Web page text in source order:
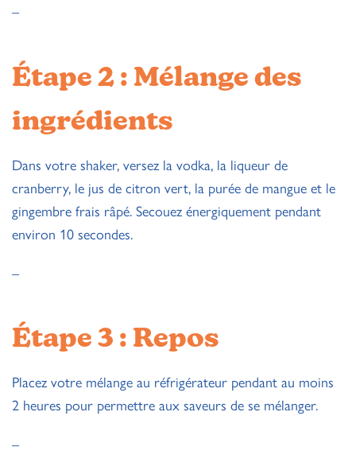
–
Étape 2 : Mélange des
ingrédients
Dans votre shaker, versez la vodka, la liqueur de
cranberry, le jus de citron vert, la purée de mangue et le
gingembre frais râpé. Secouez énergiquement pendant
environ 10 secondes.
–
Étape 3 : Repos
Placez votre mélange au réfrigérateur pendant au moins
2 heures pour permettre aux saveurs de se mélanger.
–